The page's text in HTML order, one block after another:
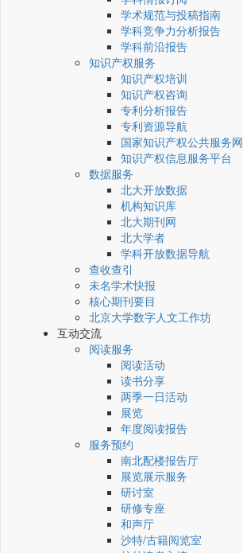
学术规范与投稿指南
学科竞争力分析报告
学科前沿报告
知识产权服务
知识产权培训
知识产权咨询
专利分析报告
专利资源导航
国家知识产权公共服务网
知识产权信息服务平台
数据服务
北大开放数据
机构知识库
北大期刊网
北大学者
学科开放数据导航
查收查引
未名学术快报
核心期刊要目
北京大学数字人文工作坊
互动交流
阅读服务
阅读活动
读书分享
两季一日活动
展览
年度阅读报告
服务预约
南北配楼报告厅
展览展示服务
研讨室
研修专座
和声厅
沙特/古籍阅览室